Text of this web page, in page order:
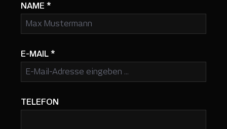
NAME *
E-MAIL *
TELEFON